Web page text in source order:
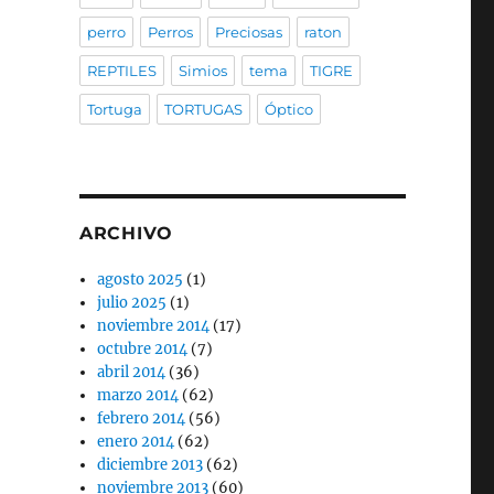
perro Perros Preciosas raton
REPTILES Simios tema TIGRE
Tortuga TORTUGAS Óptico
ARCHIVO
agosto 2025 (1)
julio 2025 (1)
noviembre 2014(17)
octubre 2014(7)
abril 2014(36)
marzo 2014(62)
febrero 2014(56)
enero 2014(62)
diciembre 2013 (62)
noviembre 2013 (60)